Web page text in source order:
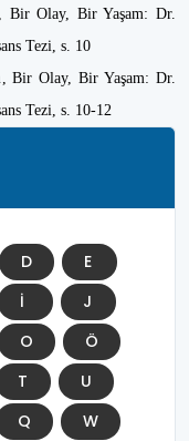
Bir Olay, Bir Yaşam: Dr.
Tezi, s. 10
Bir Olay, Bir Yaşam: Dr.
Tezi, s. 10-12
D
E
İ
J
O
Ö
T
U
Q
W